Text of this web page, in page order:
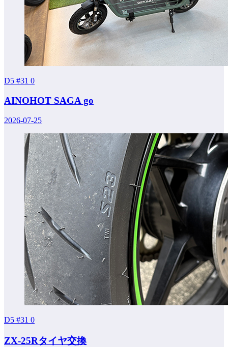
D5 #31 0
AINOHOT SAGA go
2026-07-25
D5 #31 0
ZX-25Rタイヤ交換